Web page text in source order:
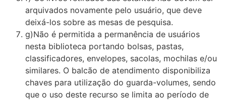
arquivados novamente pelo usuário, que deve
deixá-los sobre as mesas de pesquisa.
g)Não é permitida a permanência de usuários
nesta biblioteca portando bolsas, pastas,
classificadores, envelopes, sacolas, mochilas e/ou
similares. O balcão de atendimento disponibiliza
chaves para utilização do guarda-volumes, sendo
que o uso deste recurso se limita ao período de